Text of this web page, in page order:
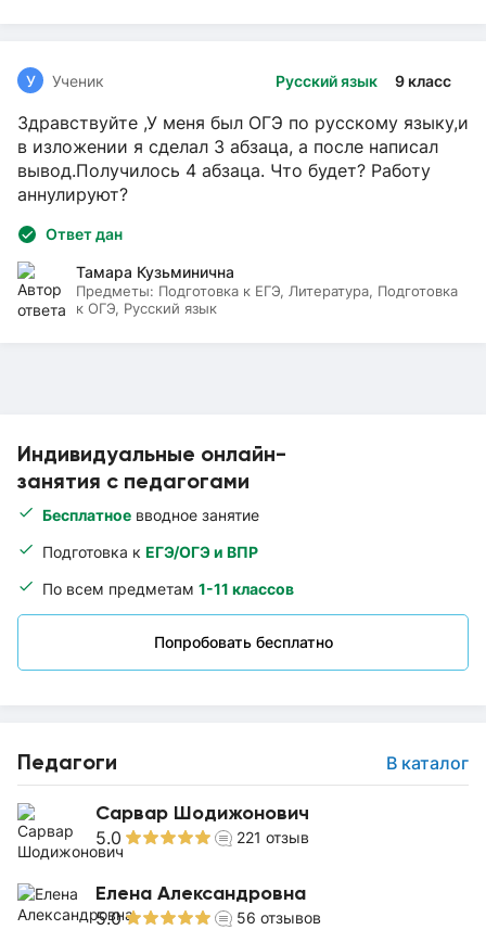
Индивидуальные онлайн-
занятия с педагогами
Бесплатное вводное занятие
Подготовка к ЕГЭ/ОГЭ и ВПР
По всем предметам 1-11 классов
Попробовать бесплатно
Педагоги В каталог
Сарвар Шодижонович
5.0 221 отзыв
Елена Александровна
5.0 56 отзывов
Русский язык 9 класс
У Ученик
Здравствуйте ,У меня был ОГЭ по русскому языку,и
в изложении я сделал 3 абзаца, а после написал
вывод.Получилось 4 абзаца. Что будет? Работу
аннулируют?
Ответ дан
Тамара Кузьминична
Предметы: Подготовка к ЕГЭ, Литература, Подготовка
к ОГЭ, Русский язык